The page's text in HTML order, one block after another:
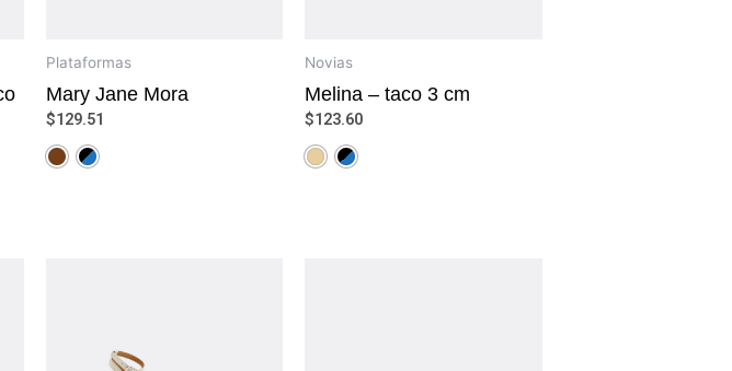
Plataformas
Mary Jane Mora
$129.51
Novias
Melina – taco 3 cm
$123.60